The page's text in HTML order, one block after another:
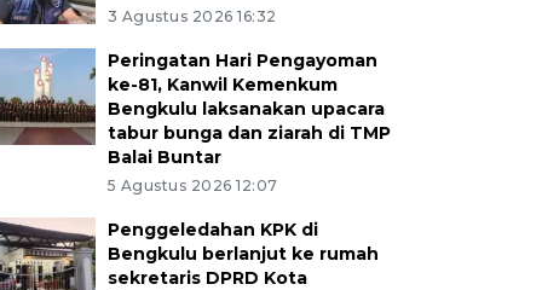
3 Agustus 2026 16:32
Peringatan Hari Pengayoman
ke-81, Kanwil Kemenkum
Bengkulu laksanakan upacara
tabur bunga dan ziarah di TMP
Balai Buntar
5 Agustus 2026 12:07
Penggeledahan KPK di
Bengkulu berlanjut ke rumah
sekretaris DPRD Kota